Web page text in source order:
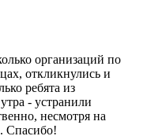
организаций по
откликнулись и
ребята из
- устранили
несмотря на
Спасибо!